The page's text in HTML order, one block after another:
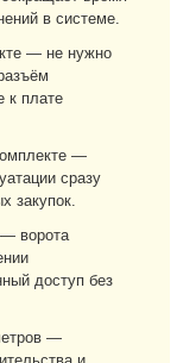
в системе.
— не нужно
к плате
—
сразу
закупок.
ворота
доступ без
—